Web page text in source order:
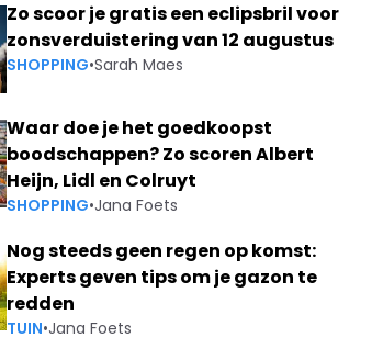
Zo scoor je gratis een eclipsbril voor
zonsverduistering van 12 augustus
SHOPPING•Sarah Maes
Waar doe je het goedkoopst
boodschappen? Zo scoren Albert
Heijn, Lidl en Colruyt
SHOPPING•Jana Foets
Nog steeds geen regen op komst:
Experts geven tips om je gazon te
redden
TUIN•Jana Foets